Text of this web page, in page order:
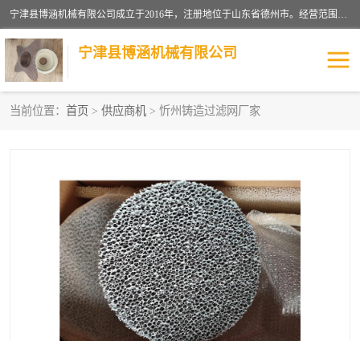
宁津县博涵机械有限公司成立于2016年，注册地位于山东省德州市。经营范围包括：机械设备研发、生产及销售，铸造用造型材料生产、销售，玻璃纤维及制品制造、销售，汽车零配件零售，机械零件、零部件加工，机械零件、零部件销售等；主要产品有：纤维过滤网,陶瓷过滤器,泡沫陶瓷过滤器,耐高温纤维过滤器,铸铁过滤器,铸铜过滤网,铸铝过滤网,铝轮毂过滤网,高效过滤网,高效陶瓷过滤网,高效纤维过滤网。
宁津县博涵机械有限公司
当前位置： 首页 > 供应商机 > 忻州铸造过滤网厂家
纤维网 挡渣棉
挡渣网 避脏网